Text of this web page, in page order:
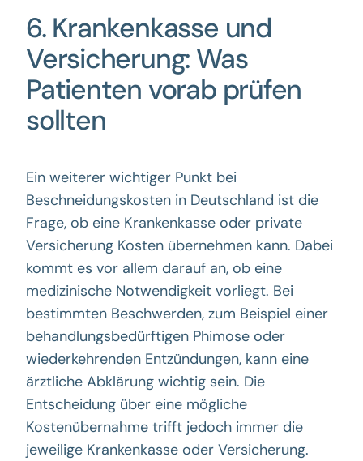
6. Krankenkasse und
Versicherung: Was
Patienten vorab prüfen
sollten
Ein weiterer wichtiger Punkt bei
Beschneidungskosten in Deutschland ist die
Frage, ob eine Krankenkasse oder private
Versicherung Kosten übernehmen kann. Dabei
kommt es vor allem darauf an, ob eine
medizinische Notwendigkeit vorliegt. Bei
bestimmten Beschwerden, zum Beispiel einer
behandlungsbedürftigen Phimose oder
wiederkehrenden Entzündungen, kann eine
ärztliche Abklärung wichtig sein. Die
Entscheidung über eine mögliche
Kostenübernahme trifft jedoch immer die
jeweilige Krankenkasse oder Versicherung.